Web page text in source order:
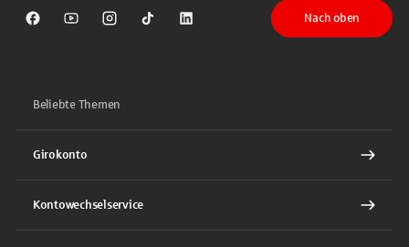
Sparkasse auf Facebook
Sparkasse auf Youtube
Sparkasse auf Instagram
Sparkasse auf TikTok
Sparkasse auf LinkedIn
Nach oben
Beliebte Themen
Girokonto
Kontowechselservice